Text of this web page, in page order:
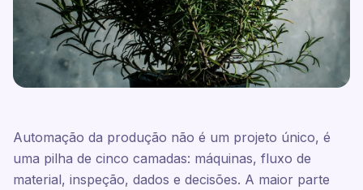
Automação da produção não é um projeto único, é
uma pilha de cinco camadas: máquinas, fluxo de
material, inspeção, dados e decisões. A maior parte